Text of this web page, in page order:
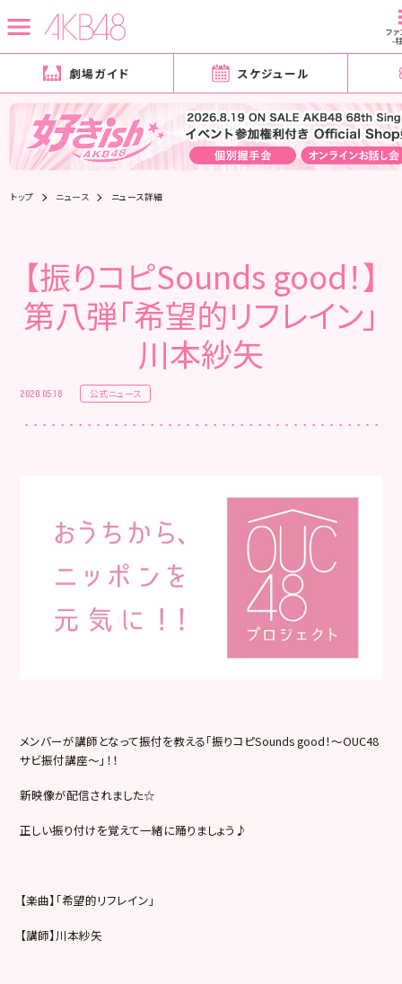
ファ
-
劇場ガイド スケジュール
トップ ニュース ニュース詳細
【振りコピSounds good！】
第八弾「希望的リフレイン」
川本紗矢
2020.05.18 公式ニュース
メンバーが講師となって振付を教える「振りコピSounds good！〜OUC48
サビ振付講座〜」！！
新映像が配信されました☆
正しい振り付けを覚えて一緒に踊りましょう♪
【楽曲】「希望的リフレイン」
【講師】川本紗矢